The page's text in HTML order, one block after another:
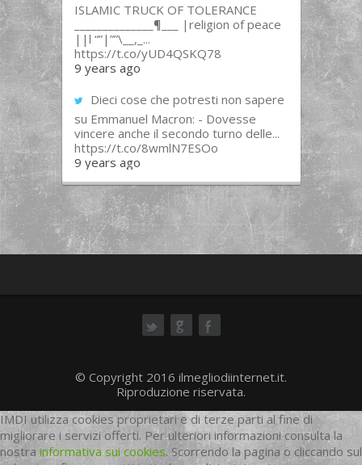
ISLAMIC TRUCK OF TOLERANCE
______________¶___ |religion of peace
||l “”|””\__,_...
https://t.co/yUD4QSKQ78
9 years ago
Dieci cose che potresti non sapere
su Emmanuel Macron: - Dovesse
vincere anche il secondo turno delle...
https://t.co/8wmlN7ESOo
9 years ago
© Copyright 2016 ilmegliodiinternet.it.
Riproduzione riservata.
IMDI utilizza cookies proprietari e di terze parti al fine di
migliorare i servizi offerti. Per ulteriori informazioni consulta la
nostrainformativa sui cookies. Scorrendo la pagina o cliccando sul